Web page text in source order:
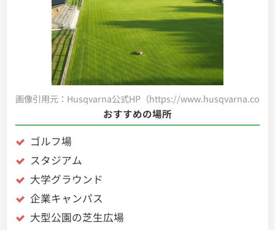
画像引用元：Husqvarna公式HP（https://
おすすめの場所
ゴルフ場
スタジアム
大学グラウンド
企業キャンパス
大型公園の芝生広場